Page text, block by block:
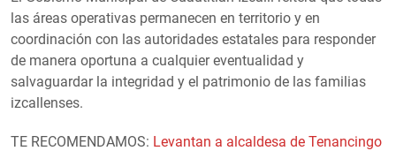
las áreas operativas permanecen en territorio y en
coordinación con las autoridades estatales para responder
de manera oportuna a cualquier eventualidad y
salvaguardar la integridad y el patrimonio de las familias
izcallenses.
TE RECOMENDAMOS: Levantan a alcaldesa de Tenancingo